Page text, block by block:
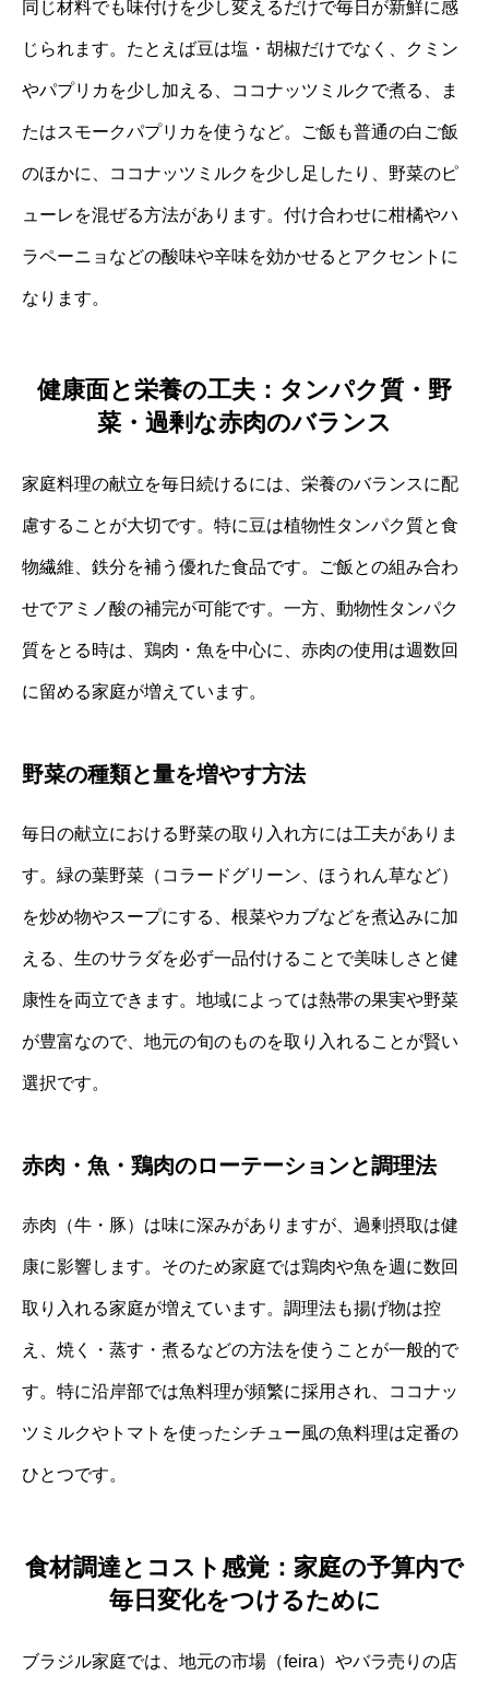
同じ材料でも味付けを少し変えるだけで毎日が新鮮に感
じられます。たとえば豆は塩・胡椒だけでなく、クミン
やパプリカを少し加える、ココナッツミルクで煮る、ま
たはスモークパプリカを使うなど。ご飯も普通の白ご飯
のほかに、ココナッツミルクを少し足したり、野菜のピ
ューレを混ぜる方法があります。付け合わせに柑橘やハ
ラペーニョなどの酸味や辛味を効かせるとアクセントに
なります。
健康面と栄養の工夫：タンパク質・野
菜・過剰な赤肉のバランス
家庭料理の献立を毎日続けるには、栄養のバランスに配
慮することが大切です。特に豆は植物性タンパク質と食
物繊維、鉄分を補う優れた食品です。ご飯との組み合わ
せでアミノ酸の補完が可能です。一方、動物性タンパク
質をとる時は、鶏肉・魚を中心に、赤肉の使用は週数回
に留める家庭が増えています。
野菜の種類と量を増やす方法
毎日の献立における野菜の取り入れ方には工夫がありま
す。緑の葉野菜（コラードグリーン、ほうれん草など）
を炒め物やスープにする、根菜やカブなどを煮込みに加
える、生のサラダを必ず一品付けることで美味しさと健
康性を両立できます。地域によっては熱帯の果実や野菜
が豊富なので、地元の旬のものを取り入れることが賢い
選択です。
赤肉・魚・鶏肉のローテーションと調理法
赤肉（牛・豚）は味に深みがありますが、過剰摂取は健
康に影響します。そのため家庭では鶏肉や魚を週に数回
取り入れる家庭が増えています。調理法も揚げ物は控
え、焼く・蒸す・煮るなどの方法を使うことが一般的で
す。特に沿岸部では魚料理が頻繁に採用され、ココナッ
ツミルクやトマトを使ったシチュー風の魚料理は定番の
ひとつです。
食材調達とコスト感覚：家庭の予算内で
毎日変化をつけるために
ブラジル家庭では、地元の市場（feira）やバラ売りの店